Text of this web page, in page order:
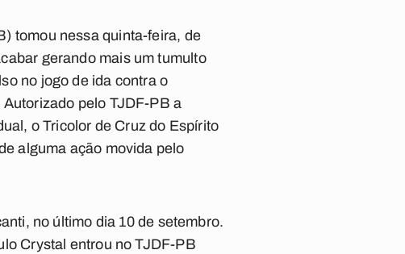
tomou nessa quinta-feira, de
gerando mais um tumulto
no jogo de ida contra o
pelo TJDF-PB a
o Tricolor de Cruz do Espírito
alguma ação movida pelo
no último dia 10 de setembro.
Crystal entrou no TJDF-PB